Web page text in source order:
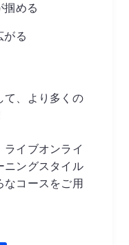
掴める
がる
て、より多くの
イブオンライ
ニングスタイル
なコースをご用